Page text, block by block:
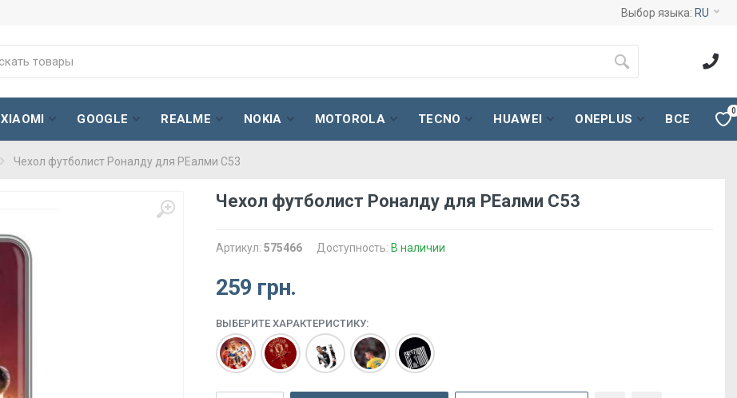
Выбор языка: RU
XIAOMI GOOGLE REALME NOKIA MOTOROLA TECNO HUAWEI ONEPLUS ВСЕ
0
Чехол футболист Роналду для РЕалми С53
Чехол футболист Роналду для РЕалми С53
Артикул: 575466 Доступность: В наличии
259 грн.
ВЫБЕРИТЕ ХАРАКТЕРИСТИКУ: